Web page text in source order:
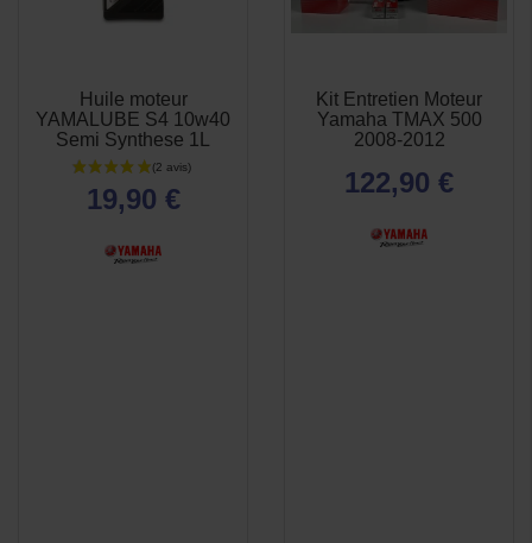
Huile moteur
YAMALUBE S4 10w40
Semi Synthese 1L
19,90 €
Kit Entretien Moteur
Yamaha TMAX 500
2008-2012
122,90 €
APERÇU
RAPIDE
APERÇU
RAPIDE